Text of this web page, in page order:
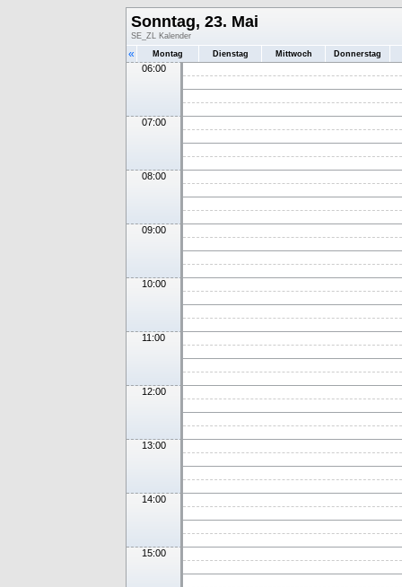
Sonntag, 23. Mai
SE_ZL Kalender
« Montag Dienstag Mittwoch Donnerstag
06:00
07:00
08:00
09:00
10:00
11:00
12:00
13:00
14:00
15:00